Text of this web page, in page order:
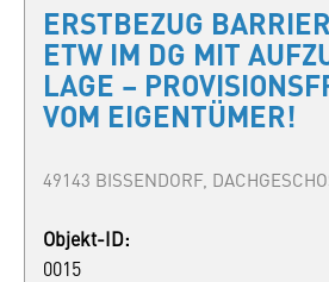
ERSTBEZUG
ETW IM DG MIT
LAGE –
VOM EIGENTÜMER!
49143 BISSENDORF,
Objekt-ID:
0015